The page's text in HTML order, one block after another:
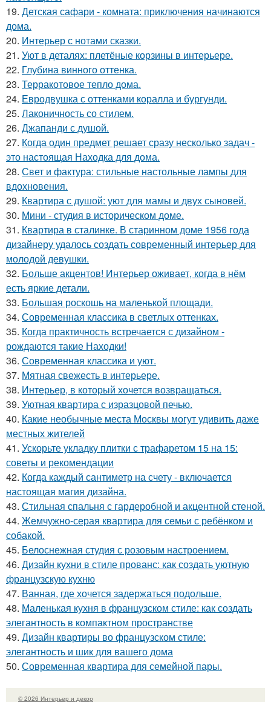
19. Детская сафари - комната: приключения начинаются
дома.
20. Интерьер с нотами сказки.
21. Уют в деталях: плетёные корзины в интерьере.
22. Глубина винного оттенка.
23. Терракотовое тепло дома.
24. Евродвушка с оттенками коралла и бургунди.
25. Лаконичность со стилем.
26. Джапанди с душой.
27. Когда один предмет решает сразу несколько задач -
это настоящая Находка для дома.
28. Свет и фактура: стильные настольные лампы для
вдохновения.
29. Квартира с душой: уют для мамы и двух сыновей.
30. Мини - студия в историческом доме.
31. Квартира в сталинке. В старинном доме 1956 года
дизайнеру удалось создать современный интерьер для
молодой девушки.
32. Больше акцентов! Интерьер оживает, когда в нём
есть яркие детали.
33. Большая роскошь на маленькой площади.
34. Современная классика в светлых оттенках.
35. Когда практичность встречается с дизайном -
рождаются такие Находки!
36. Современная классика и уют.
37. Мятная свежесть в интерьере.
38. Интерьер, в который хочется возвращаться.
39. Уютная квартира с изразцовой печью.
40. Какие необычные места Москвы могут удивить даже
местных жителей
41. Ускорьте укладку плитки с трафаретом 15 на 15:
советы и рекомендации
42. Когда каждый сантиметр на счету - включается
настоящая магия дизайна.
43. Стильная спальня с гардеробной и акцентной стеной.
44. Жемчужно-серая квартира для семьи с ребёнком и
собакой.
45. Белоснежная студия с розовым настроением.
46. Дизайн кухни в стиле прованс: как создать уютную
французскую кухню
47. Ванная, где хочется задержаться подольше.
48. Маленькая кухня в французском стиле: как создать
элегантность в компактном пространстве
49. Дизайн квартиры во французском стиле:
элегантность и шик для вашего дома
50. Современная квартира для семейной пары.
© 2026 Интерьер и декор